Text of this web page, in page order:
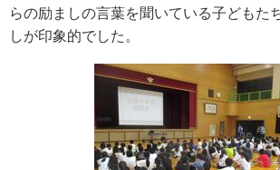
らの励ましの言葉を聞いている子どもた
しが印象的でした。